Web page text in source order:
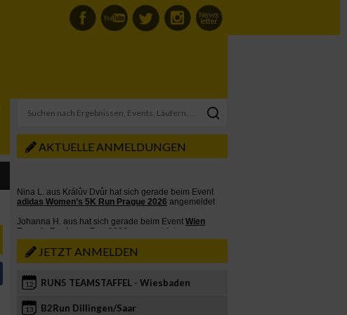
AKTUELLE ANMELDUNGEN
JETZT ANMELDEN
12 RUN5 TEAMSTAFFEL - Wiesbaden
13 B2Run Dillingen/Saar